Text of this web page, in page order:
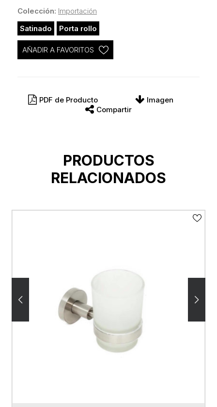
Colección: Importación
Satinado
Porta rollo
AÑADIR A FAVORITOS
PDF de Producto
Imagen
Compartir
PRODUCTOS
RELACIONADOS